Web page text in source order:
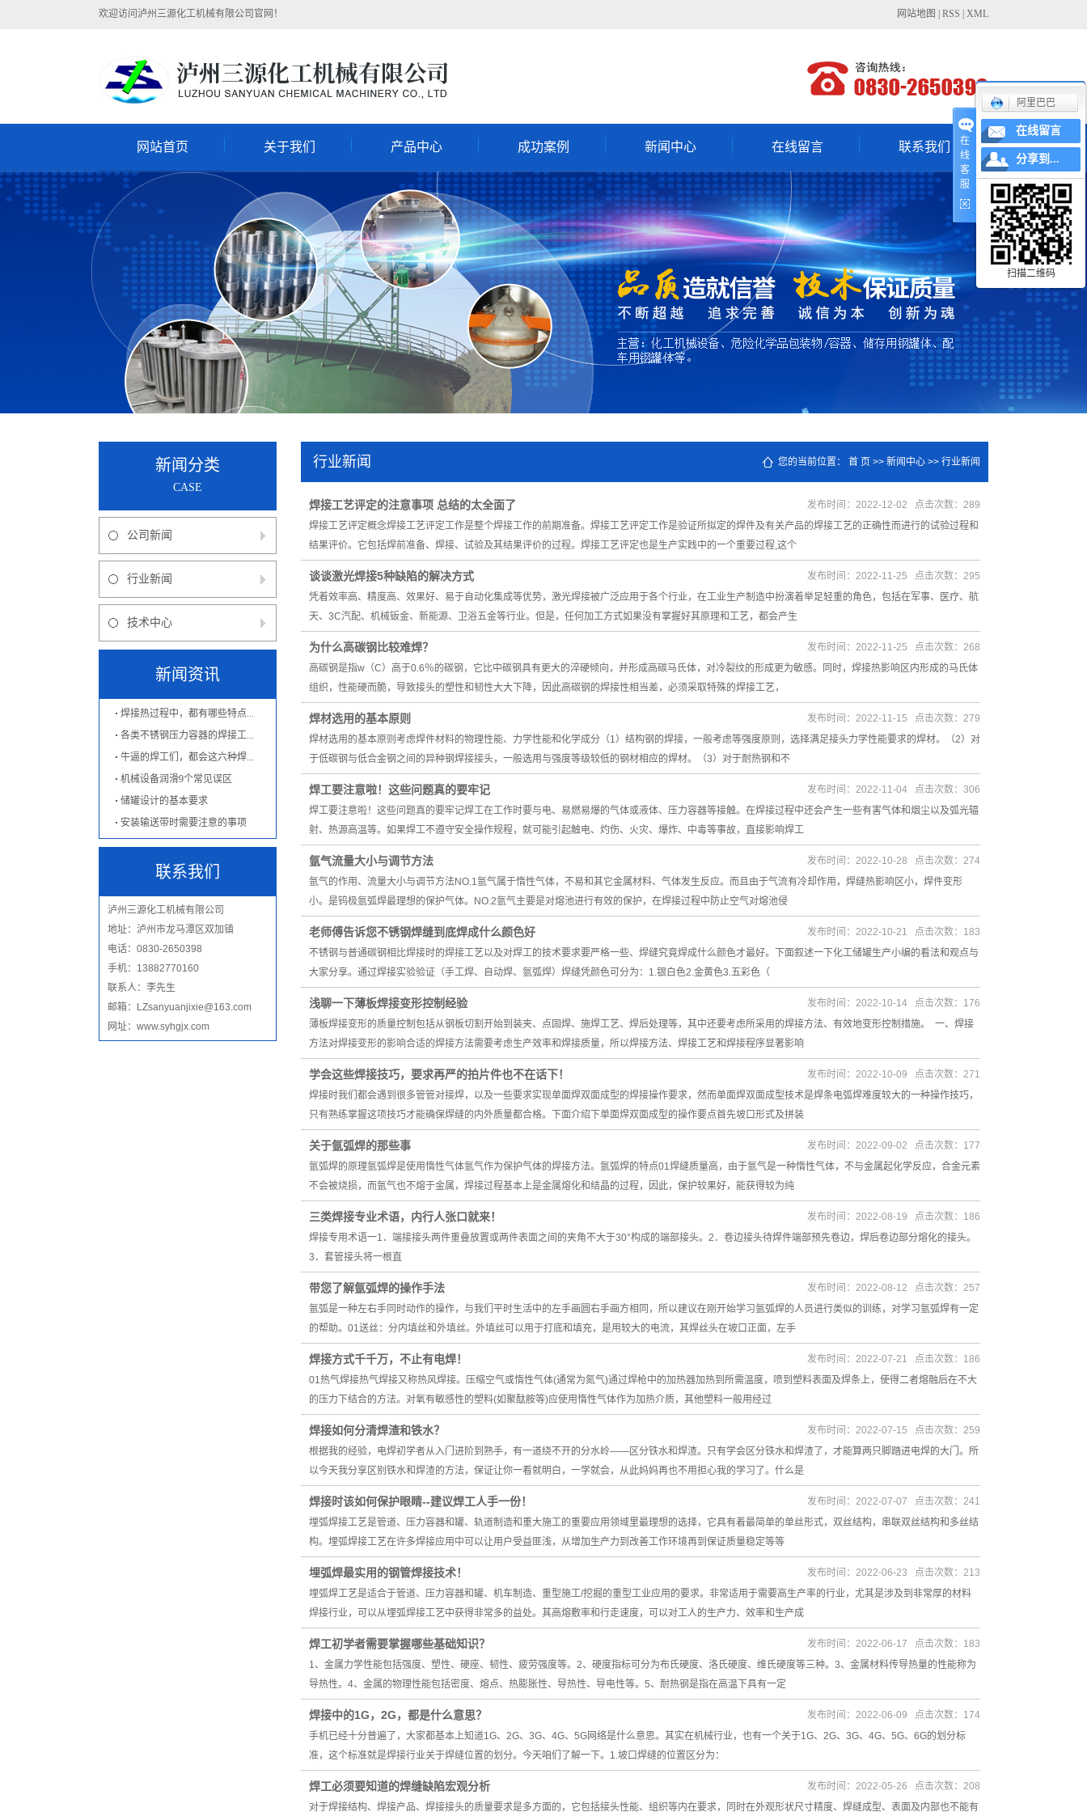
欢迎访问泸州三源化工机械有限公司官网！ 网站地图 RSS XML
网站首页 关于我们
企业文化
组织架构
售后服务
联系我们
营业执照
产品中心
油罐
酸罐
沥青罐
化工储罐
瓦斯气柜
其它
成功案例
成功案例
新闻中心
公司新闻
行业新闻
技术中心
在线留言 联系我们
新闻分类
CASE
公司新闻
行业新闻
技术中心
新闻资讯
焊接热过程中，都有哪些特点...
各类不锈钢压力容器的焊接工...
牛逼的焊工们，都会这六种焊...
机械设备润滑9个常见误区
储罐设计的基本要求
安装输送带时需要注意的事项
联系我们
泸州三源化工机械有限公司
地址：泸州市龙马潭区双加镇
电话：0830-2650398
手机：13882770160
联系人：李先生
邮箱：LZsanyuanjixie@163.com
网址：www.syhgjx.com
行业新闻 您的当前位置： 首 页 >> 新闻中心 >> 行业新闻
焊接工艺评定的注意事项 总结的太全面了
焊接工艺评定概念焊接工艺评定工作是整个焊接工作的前期准备。焊接工艺评定工作是验证所拟定的焊件及有关产品的焊接工艺的正确性而进行的试验过程和
结果评价。它包括焊前准备、焊接、试验及其结果评价的过程。焊接工艺评定也是生产实践中的一个重要过程,这个
发布时间：2022-12-02 点击次数：289
谈谈激光焊接5种缺陷的解决方式
凭着效率高、精度高、效果好、易于自动化集成等优势，激光焊接被广泛应用于各个行业，在工业生产制造中扮演着举足轻重的角色，包括在军事、医疗、航
天、3C汽配、机械钣金、新能源、卫浴五金等行业。但是，任何加工方式如果没有掌握好其原理和工艺，都会产生
发布时间：2022-11-25 点击次数：295
为什么高碳钢比较难焊？
高碳钢是指w（C）高于0.6％的碳钢，它比中碳钢具有更大的淬硬倾向，并形成高碳马氏体，对冷裂纹的形成更为敏感。同时，焊接热影响区内形成的马氏体
组织，性能硬而脆，导致接头的塑性和韧性大大下降，因此高碳钢的焊接性相当差，必须采取特殊的焊接工艺，
发布时间：2022-11-25 点击次数：268
焊材选用的基本原则
焊材选用的基本原则考虑焊件材料的物理性能、力学性能和化学成分（1）结构钢的焊接，一般考虑等强度原则，选择满足接头力学性能要求的焊材。（2）对
于低碳钢与低合金钢之间的异种钢焊接接头，一般选用与强度等级较低的钢材相应的焊材。（3）对于耐热钢和不
发布时间：2022-11-15 点击次数：279
焊工要注意啦！这些问题真的要牢记
焊工要注意啦！这些问题真的要牢记焊工在工作时要与电、易燃易爆的气体或液体、压力容器等接触。在焊接过程中还会产生一些有害气体和烟尘以及弧光辐
射、热源高温等。如果焊工不遵守安全操作规程，就可能引起触电、灼伤、火灾、爆炸、中毒等事故，直接影响焊工
发布时间：2022-11-04 点击次数：306
氩气流量大小与调节方法
氩气的作用、流量大小与调节方法NO.1氩气属于惰性气体，不易和其它金属材料、气体发生反应。而且由于气流有冷却作用，焊缝热影响区小，焊件变形
小。是钨极氩弧焊最理想的保护气体。NO.2氩气主要是对熔池进行有效的保护，在焊接过程中防止空气对熔池侵
发布时间：2022-10-28 点击次数：274
老师傅告诉您不锈钢焊缝到底焊成什么颜色好
不锈钢与普通碳钢相比焊接时的焊接工艺以及对焊工的技术要求要严格一些、焊缝究竟焊成什么颜色才最好。下面叙述一下化工储罐生产小编的看法和观点与
大家分享。通过焊接实验验证（手工焊、自动焊、氩弧焊）焊缝凭颜色可分为：1.银白色2.金黄色3.五彩色（
发布时间：2022-10-21 点击次数：183
浅聊一下薄板焊接变形控制经验
薄板焊接变形的质量控制包括从钢板切割开始到装夹、点固焊、施焊工艺、焊后处理等，其中还要考虑所采用的焊接方法、有效地变形控制措施。 一、焊接
方法对焊接变形的影响合适的焊接方法需要考虑生产效率和焊接质量，所以焊接方法、焊接工艺和焊接程序显著影响
发布时间：2022-10-14 点击次数：176
学会这些焊接技巧，要求再严的拍片件也不在话下！
焊接时我们都会遇到很多管管对接焊，以及一些要求实现单面焊双面成型的焊接操作要求，然而单面焊双面成型技术是焊条电弧焊难度较大的一种操作技巧，
只有熟练掌握这项技巧才能确保焊缝的内外质量都合格。下面介绍下单面焊双面成型的操作要点首先坡口形式及拼装
发布时间：2022-10-09 点击次数：271
关于氩弧焊的那些事
氩弧焊的原理氩弧焊是使用惰性气体氩气作为保护气体的焊接方法。氩弧焊的特点01焊缝质量高，由于氩气是一种惰性气体，不与金属起化学反应，合金元素
不会被烧损，而氩气也不熔于金属，焊接过程基本上是金属熔化和结晶的过程，因此，保护较果好，能获得较为纯
发布时间：2022-09-02 点击次数：177
三类焊接专业术语，内行人张口就来！
焊接专用术语一1．端接接头两件重叠放置或两件表面之间的夹角不大于30°构成的端部接头。2．卷边接头待焊件端部预先卷边，焊后卷边部分熔化的接头。
3．套管接头将一根直
发布时间：2022-08-19 点击次数：186
带您了解氩弧焊的操作手法
氩弧是一种左右手同时动作的操作，与我们平时生活中的左手画圆右手画方相同，所以建议在刚开始学习氩弧焊的人员进行类似的训练，对学习氩弧焊有一定
的帮助。01送丝：分内填丝和外填丝。外填丝可以用于打底和填充，是用较大的电流，其焊丝头在坡口正面，左手
发布时间：2022-08-12 点击次数：257
焊接方式千千万，不止有电焊！
01热气焊接热气焊接又称热风焊接。压缩空气或惰性气体(通常为氮气)通过焊枪中的加热器加热到所需温度，喷到塑料表面及焊条上，使得二者熔融后在不大
的压力下结合的方法。对氧有敏感性的塑料(如聚酞胺等)应使用惰性气体作为加热介质，其他塑料一般用经过
发布时间：2022-07-21 点击次数：186
焊接如何分清焊渣和铁水？
根据我的经验，电焊初学者从入门进阶到熟手，有一道绕不开的分水岭——区分铁水和焊渣。只有学会区分铁水和焊渣了，才能算两只脚踏进电焊的大门。所
以今天我分享区别铁水和焊渣的方法，保证让你一看就明白，一学就会，从此妈妈再也不用担心我的学习了。什么是
发布时间：2022-07-15 点击次数：259
焊接时该如何保护眼睛--建议焊工人手一份！
埋弧焊接工艺是管道、压力容器和罐、轨道制造和重大施工的重要应用领域里最理想的选择，它具有着最简单的单丝形式，双丝结构，串联双丝结构和多丝结
构。埋弧焊接工艺在许多焊接应用中可以让用户受益匪浅，从增加生产力到改善工作环境再到保证质量稳定等等
发布时间：2022-07-07 点击次数：241
埋弧焊最实用的钢管焊接技术！
埋弧焊工艺是适合于管道、压力容器和罐、机车制造、重型施工/挖掘的重型工业应用的要求。非常适用于需要高生产率的行业，尤其是涉及到非常厚的材料
焊接行业，可以从埋弧焊接工艺中获得非常多的益处。其高熔敷率和行走速度，可以对工人的生产力、效率和生产成
发布时间：2022-06-23 点击次数：213
焊工初学者需要掌握哪些基础知识？
1、金属力学性能包括强度、塑性、硬座、韧性、疲劳强度等。2、硬度指标可分为布氏硬度、洛氏硬度、维氏硬度等三种。3、金属材料传导热量的性能称为
导热性。4、金属的物理性能包括密度、熔点、热膨胀性、导热性、导电性等。5、耐热钢是指在高温下具有一定
发布时间：2022-06-17 点击次数：183
焊接中的1G，2G，都是什么意思？
手机已经十分普遍了，大家都基本上知道1G、2G、3G、4G、5G网络是什么意思。其实在机械行业，也有一个关于1G、2G、3G、4G、5G、6G的划分标
准，这个标准就是焊接行业关于焊缝位置的划分。今天咱们了解一下。1.坡口焊缝的位置区分为：
发布时间：2022-06-09 点击次数：174
焊工必须要知道的焊缝缺陷宏观分析
对于焊接结构、焊接产品、焊接接头的质量要求是多方面的，它包括接头性能、组织等内在要求，同时在外观形状尺寸精度、焊缝成型、表面及内部也不能有
发布时间：2022-05-26 点击次数：208
在
线
客
服
阿里巴巴
在线留言
分享到...
扫描二维码